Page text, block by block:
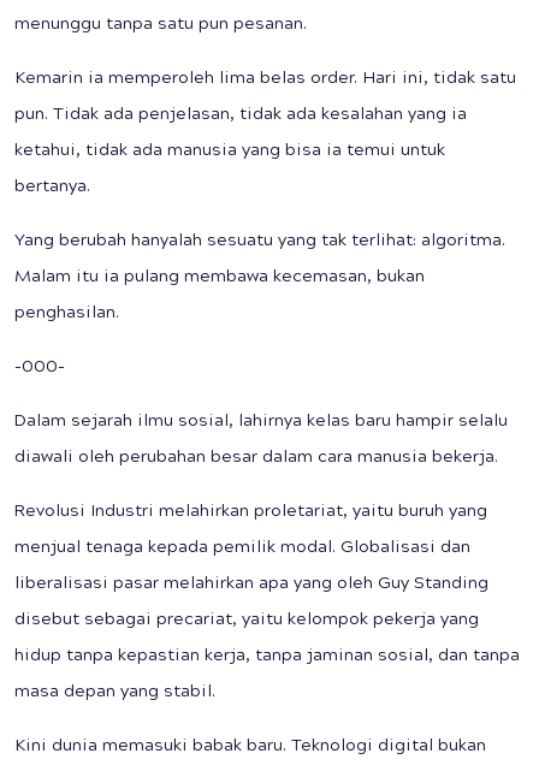
menunggu tanpa satu pun pesanan.
Kemarin ia memperoleh lima belas order. Hari ini, tidak satu
pun. Tidak ada penjelasan, tidak ada kesalahan yang ia
ketahui, tidak ada manusia yang bisa ia temui untuk
bertanya.
Yang berubah hanyalah sesuatu yang tak terlihat: algoritma.
Malam itu ia pulang membawa kecemasan, bukan
penghasilan.
-000-
Dalam sejarah ilmu sosial, lahirnya kelas baru hampir selalu
diawali oleh perubahan besar dalam cara manusia bekerja.
Revolusi Industri melahirkan proletariat, yaitu buruh yang
menjual tenaga kepada pemilik modal. Globalisasi dan
liberalisasi pasar melahirkan apa yang oleh Guy Standing
disebut sebagai precariat, yaitu kelompok pekerja yang
hidup tanpa kepastian kerja, tanpa jaminan sosial, dan tanpa
masa depan yang stabil.
Kini dunia memasuki babak baru. Teknologi digital bukan